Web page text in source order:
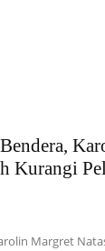
Kurangi
Margret